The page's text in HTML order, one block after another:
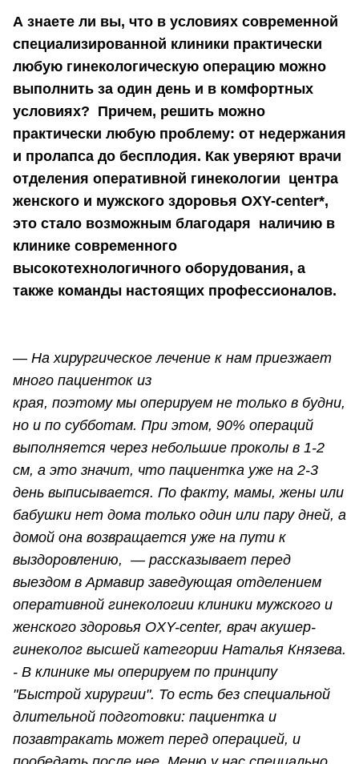
А знаете ли вы, что в условиях современной
специализированной клиники практически
любую гинекологическую операцию можно
выполнить за один день и в комфортных
условиях? Причем, решить можно
практически любую проблему: от недержания
и пролапса до бесплодия. Как уверяют врачи
отделения оперативной гинекологии центра
женского и мужского здоровья OXY-center*,
это стало возможным благодаря наличию в
клинике современного
высокотехнологичного оборудования, а
также команды настоящих профессионалов.
— На хирургическое лечение к нам приезжает
много пациенток из
края, поэтому мы оперируем не только в будни,
но и по субботам. При этом, 90% операций
выполняется через небольшие проколы в 1-2
см, а это значит, что пациентка уже на 2-3
день выписывается. По факту, мамы, жены или
бабушки нет дома только один или пару дней, а
домой она возвращается уже на пути к
выздоровлению, — рассказывает перед
выездом в Армавир заведующая отделением
оперативной гинекологии клиники мужского и
женского здоровья OXY-center, врач акушер-
гинеколог высшей категории Наталья Князева.
- В клинике мы оперируем по принципу
"Быстрой хирургии". То есть без специальной
длительной подготовки: пациентка и
позавтракать может перед операцией, и